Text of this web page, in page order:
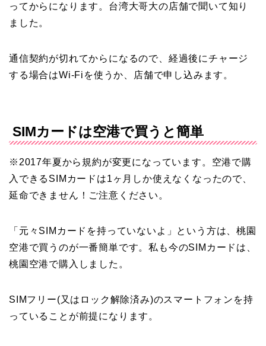
ってからになります。台湾大哥大の店舗で聞いて知り
ました。
通信契約が切れてからになるので、経過後にチャージ
する場合はWi-Fiを使うか、店舗で申し込みます。
SIMカードは空港で買うと簡単
※2017年夏から規約が変更になっています。空港で購
入できるSIMカードは1ヶ月しか使えなくなったので、
延命できません！ご注意ください。
「元々SIMカードを持っていないよ」という方は、桃園
空港で買うのが一番簡単です。私も今のSIMカードは、
桃園空港で購入しました。
SIMフリー(又はロック解除済み)のスマートフォンを持
っていることが前提になります。